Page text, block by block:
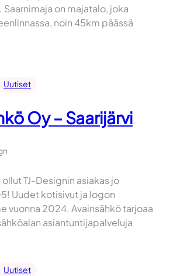
on majatalo, joka
noin 45km päässä
Uutiset
Oy – Saarijärvi
TJ-Designin asiakas jo
Uudet kotisivut ja logon
vuonna 2024. Avainsähkö tarjoaa
asiantuntijapalveluja
Uutiset